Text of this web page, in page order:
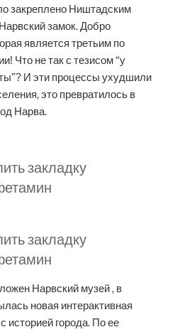
закреплено Ништадским
замок. Добро
является третьим по
Что не так с тезисом “у
И эти процессы ухудшили
это превратилось в
Нарва.
закладку
закладку
Нарвский музей , в
новая интерактивная
историей города. По ее